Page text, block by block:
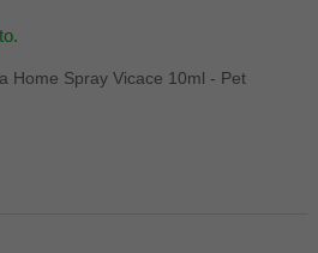
Home Spray Vicace 10ml - Pet